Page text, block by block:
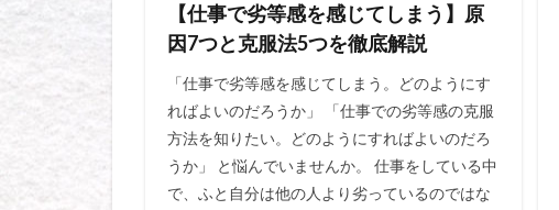
【仕事で劣等感を感じてしまう】原
因7つと克服法5つを徹底解説
「仕事で劣等感を感じてしまう。どのようにす
ればよいのだろうか」 「仕事での劣等感の克服
方法を知りたい。どのようにすればよいのだろ
うか」 と悩んでいませんか。 仕事をしている中
で、ふと自分は他の人より劣っているのではな